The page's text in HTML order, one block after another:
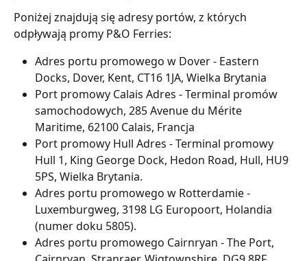
Poniżej znajdują się adresy portów, z których
odpływają promy P&O Ferries:
Adres portu promowego w Dover - Eastern
Docks, Dover, Kent, CT16 1JA, Wielka Brytania
Port promowy Calais Adres - Terminal promów
samochodowych, 285 Avenue du Mérite
Maritime, 62100 Calais, Francja
Port promowy Hull Adres - Terminal promowy
Hull 1, King George Dock, Hedon Road, Hull, HU9
5PS, Wielka Brytania.
Adres portu promowego w Rotterdamie -
Luxemburgweg, 3198 LG Europoort, Holandia
(numer doku 5805).
Adres portu promowego Cairnryan - The Port,